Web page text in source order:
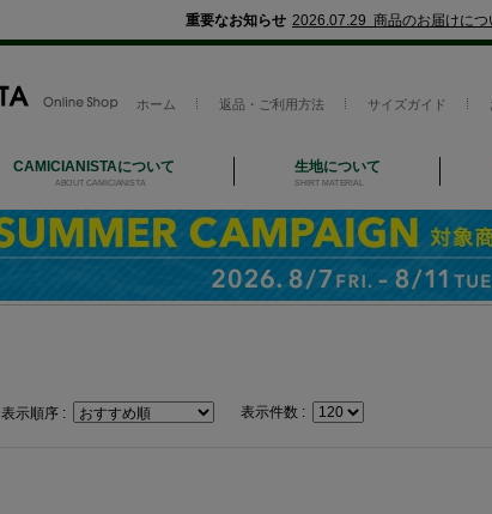
重要なお知らせ 2026.07.29 商品のお届けにつ
ホーム 返品・ご利用方法 サイズガイド
CAMICIANISTAについて
ABOUT CAMICIANISTA
生地について
SHIRT MATERIAL
表示順序 : 表示件数 :